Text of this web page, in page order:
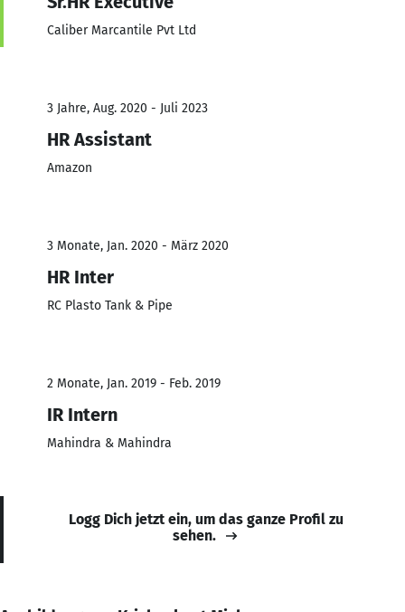
Caliber Marcantile Pvt Ltd
3 Jahre, Aug. 2020 - Juli 2023
HR Assistant
Amazon
3 Monate, Jan. 2020 - März 2020
HR Inter
RC Plasto Tank & Pipe
2 Monate, Jan. 2019 - Feb. 2019
IR Intern
Mahindra & Mahindra
Logg Dich jetzt ein, um das ganze Profil zu
sehen.